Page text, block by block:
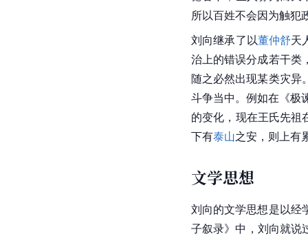
所以百姓不会因为触犯
刘向继承了以董仲舒天
治上的错误分成若干类
随之必然出现某类灾异
斗争当中。例如在《极
的变化，现在王氏先祖
下有泰山之安，则上有
文学思想
刘向的文学思想是以经
子叙录》中，刘向就说